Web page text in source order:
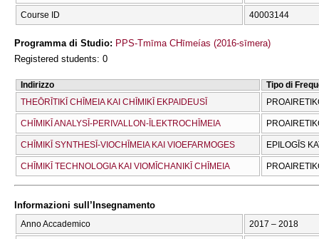
Course ID 40003144
Programma di Studio: PPS-Tmīma CΗīmeías (2016-sīmera)
Registered students: 0
Indirizzo
Tipo di
THEŌRĪTIKĪ CΗĪMEIA KAI CΗĪMIKĪ EKPAIDEUSĪ
CΗĪMIKĪ ANALYSĪ-PERIVALLON-ĪLEKTROCΗĪMEIA
CΗĪMIKĪ SYNTHESĪ-VIOCΗĪMEIA KAI VIOEFARMOGES EPILOGĪS
CΗĪMIKĪ TECΗNOLOGIA KAI VIOMĪCΗANIKĪ CΗĪMEIA
Informazioni sull’Insegnamento
Anno Accademico 2017 – 2018